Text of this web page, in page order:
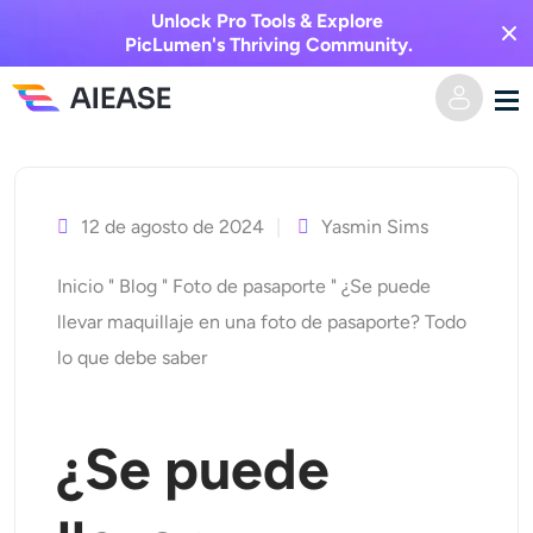
Unlock Pro Tools & Explore
PicLumen's Thriving Community.
AI Video
Texto a video
Imagen a video
Generador de besos de IA
Efectos de video
Imagen AI
Texto a imagen
Editor y creador de fotos
Precios
contenido12 de agosto de 2024 Yasmin Sims
Inicio " Blog " Foto de pasaporte "¿Se puede
llevar maquillaje en una foto de pasaporte? Todo
lo que debe saber
¿Se puede